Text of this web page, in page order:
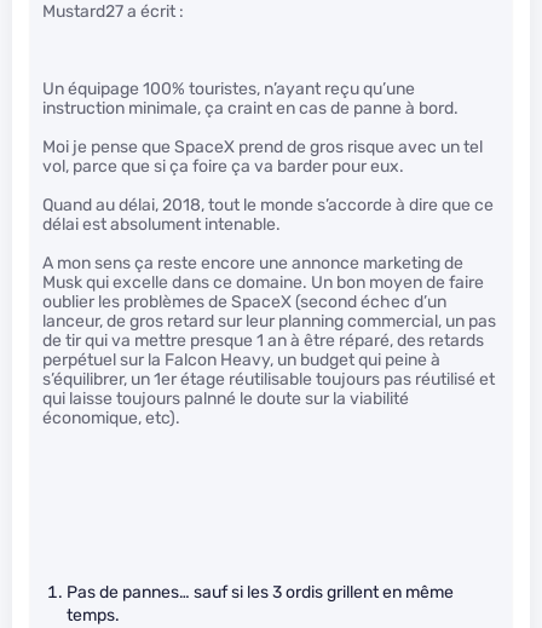
Mustard27 a écrit :
Un équipage 100% touristes, n’ayant reçu qu’une
instruction minimale, ça craint en cas de panne à bord.
Moi je pense que SpaceX prend de gros risque avec un tel
vol, parce que si ça foire ça va barder pour eux.
Quand au délai, 2018, tout le monde s’accorde à dire que ce
délai est absolument intenable.
A mon sens ça reste encore une annonce marketing de
Musk qui excelle dans ce domaine. Un bon moyen de faire
oublier les problèmes de SpaceX (second échec d’un
lanceur, de gros retard sur leur planning commercial, un pas
de tir qui va mettre presque 1 an à être réparé, des retards
perpétuel sur la Falcon Heavy, un budget qui peine à
s’équilibrer, un 1er étage réutilisable toujours pas réutilisé et
qui laisse toujours palnné le doute sur la viabilité
économique, etc).
Pas de pannes… sauf si les 3 ordis grillent en même
temps.